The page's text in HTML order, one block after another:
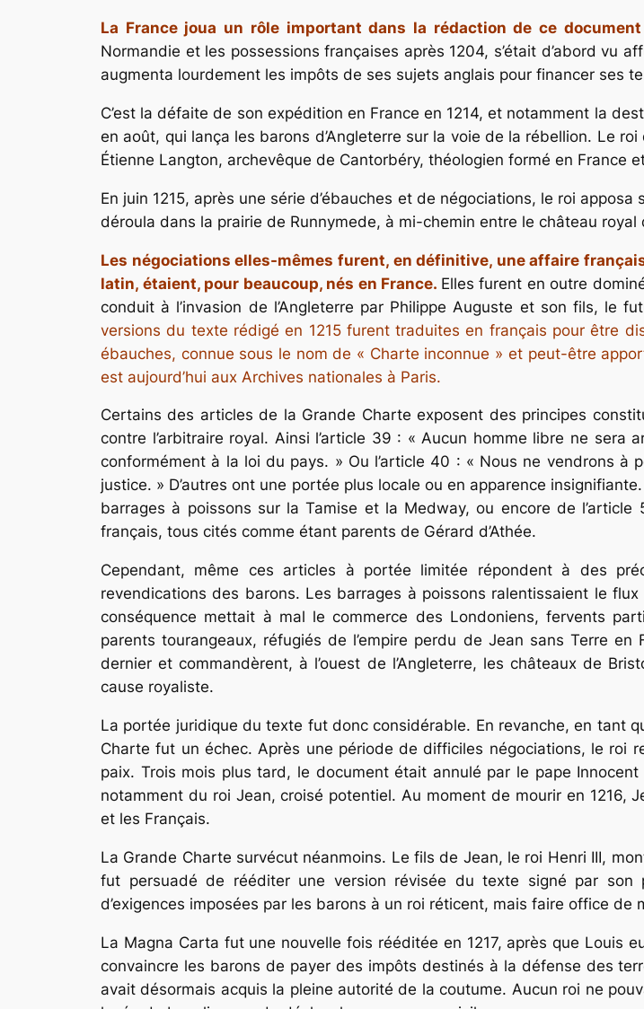
La France joua un rôle important dans la rédaction de ce
Normandie et les possessions françaises après 1204, s’était d’abord vu
augmenta lourdement les impôts de ses sujets anglais pour financer ses
C’est la défaite de son expédition en France en 1214, et notamment la
en août, qui lança les barons d’Angleterre sur la voie de la rébellion. Le
Étienne Langton, archevêque de Cantorbéry, théologien formé en France
En juin 1215, après une série d’ébauches et de négociations, le roi
déroula dans la prairie de Runnymede, à mi-chemin entre le château
Les négociations elles-mêmes furent, en définitive, une affaire
latin, étaient, pour beaucoup, nés en France. Elles furent en outre
conduit à l’invasion de l’Angleterre par Philippe Auguste et son fils, le
versions du texte rédigé en 1215 furent traduites en français pour être
ébauches, connue sous le nom de « Charte inconnue » et peut-être
est aujourd’hui aux Archives nationales à Paris.
Certains des articles de la Grande Charte exposent des principes
contre l’arbitraire royal. Ainsi l’article 39 : « Aucun homme libre ne sera
conformément à la loi du pays. » Ou l’article 40 : « Nous ne vendrons à
justice. » D’autres ont une portée plus locale ou en apparence
barrages à poissons sur la Tamise et la Medway, ou encore de l’article
français, tous cités comme étant parents de Gérard d’Athée.
Cependant, même ces articles à portée limitée répondent à des
revendications des barons. Les barrages à poissons ralentissaient le
conséquence mettait à mal le commerce des Londoniens, fervents
parents tourangeaux, réfugiés de l’empire perdu de Jean sans Terre
dernier et commandèrent, à l’ouest de l’Angleterre, les châteaux de
cause royaliste.
La portée juridique du texte fut donc considérable. En revanche, en tant
Charte fut un échec. Après une période de difficiles négociations, le roi
paix. Trois mois plus tard, le document était annulé par le pape
notamment du roi Jean, croisé potentiel. Au moment de mourir en 1216,
et les Français.
La Grande Charte survécut néanmoins. Le fils de Jean, le roi Henri III,
fut persuadé de rééditer une version révisée du texte signé par
d’exigences imposées par les barons à un roi réticent, mais faire office de
La Magna Carta fut une nouvelle fois rééditée en 1217, après que Louis
convaincre les barons de payer des impôts destinés à la défense des
avait désormais acquis la pleine autorité de la coutume. Aucun roi ne